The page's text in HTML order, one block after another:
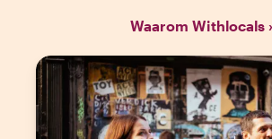
Waarom Withlocals